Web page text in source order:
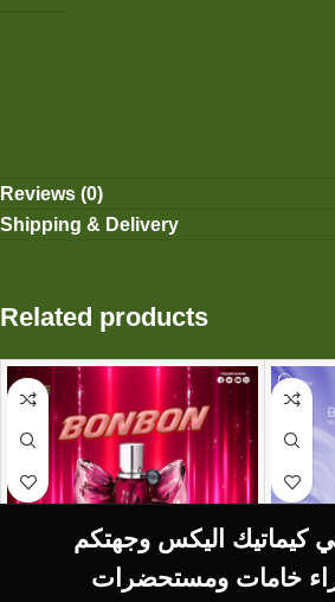
كيماتيك اليكس وجهتكم
خامات ومستحضرات
Reviews (0)
Shipping & Delivery
Related products